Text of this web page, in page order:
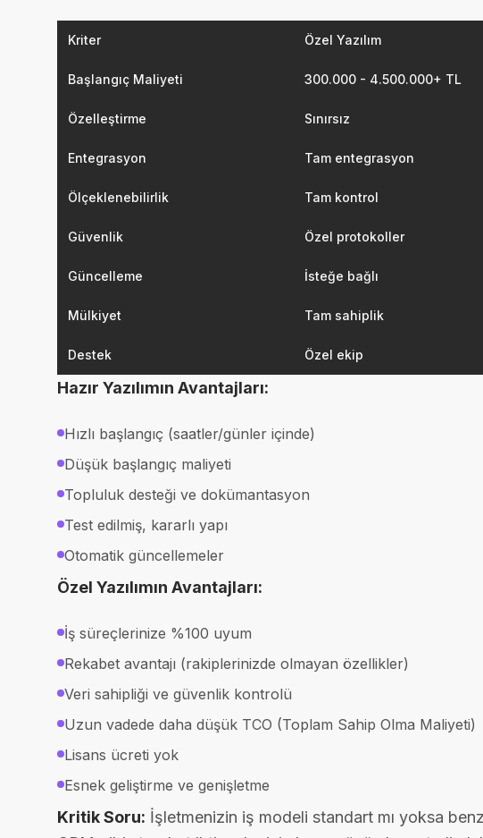
Kriter Özel Yazılım
Başlangıç Maliyeti 300.000 - 4.500.000+ TL
Özelleştirme Sınırsız
Entegrasyon Tam entegrasyon
Ölçeklenebilirlik Tam kontrol
Güvenlik Özel protokoller
Güncelleme İsteğe bağlı
Mülkiyet Tam sahiplik
Destek Özel ekip
Hazır Yazılımın Avantajları:
Hızlı başlangıç (saatler/günler içinde)
Düşük başlangıç maliyeti
Topluluk desteği ve dokümantasyon
Test edilmiş, kararlı yapı
Otomatik güncellemeler
Özel Yazılımın Avantajları:
İş süreçlerinize %100 uyum
Rekabet avantajı (rakiplerinizde olmayan özellikler)
Veri sahipliği ve güvenlik kontrolü
Uzun vadede daha düşük TCO (Toplam Sahip Olma Maliyeti)
Lisans ücreti yok
Esnek geliştirme ve genişletme
Kritik Soru: İşletmenizin iş modeli standart mı yoksa